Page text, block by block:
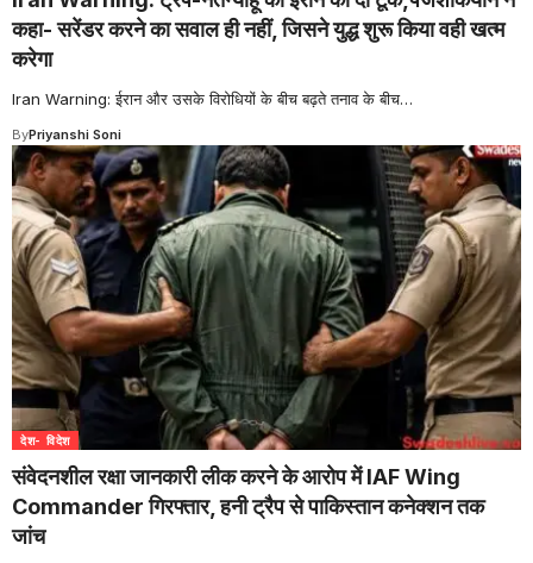
कहा- सरेंडर करने का सवाल ही नहीं, जिसने युद्ध शुरू किया वही खत्म
करेगा
Iran Warning: ईरान और उसके विरोधियों के बीच बढ़ते तनाव के बीच…
ByPriyanshi Soni
देश- विदेश
संवेदनशील रक्षा जानकारी लीक करने के आरोप में IAF Wing
Commander गिरफ्तार, हनी ट्रैप से पाकिस्तान कनेक्शन तक
जांच